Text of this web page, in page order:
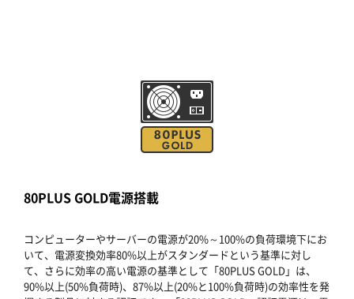
80PLUS GOLD電源搭載
コンピューターやサーバーの電源が20%～100%の負荷環境下にお
いて、電源変換効率80%以上がスタンダードという基準に対し
て、さらに効率の高い電源の基準として「80PLUS GOLD」は、
90%以上(50%負荷時)、87%以上(20%と100%負荷時)の効率性を発